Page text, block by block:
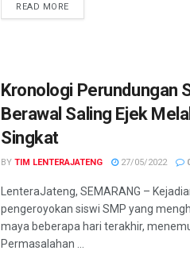
READ MOREDETAILS
Kronologi Perundungan
Berawal Saling Ejek
Singkat
BY TIM LENTERAJATENG 27/05/2022
LenteraJateng, SEMARANG –
pengeroyokan siswi SMP yang
maya beberapa hari terakhir,
Permasalahan ...